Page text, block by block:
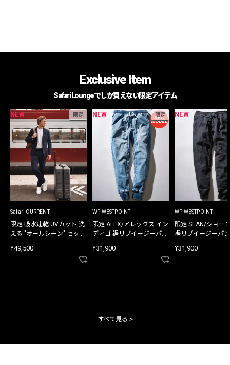
Exclusive Item
Safari Loungeでしか買えない限定アイテム
NEW 限定
Safari CURRENT
限定 吸水速乾 UVカット 洗
える "オールシーン" セット
¥49,500
NEW 限定
WP WESTPOINT
限定 ALEX/アレックス イン
ディゴ 裾リブイージーパン
¥31,900
NEW
WP WESTPOINT
限定 SEAN/ショー
裾リブイージーパ
¥31,900
すべて見る